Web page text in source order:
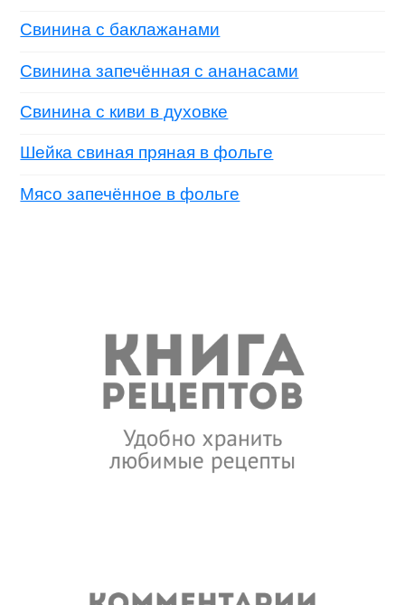
Свинина с баклажанами
Свинина запечённая с ананасами
Свинина с киви в духовке
Шейка свиная пряная в фольге
Мясо запечённое в фольге